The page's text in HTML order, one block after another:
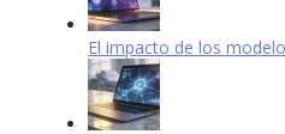
El impacto de los